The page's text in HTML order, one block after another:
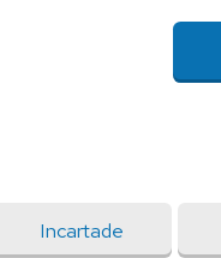
Incartade